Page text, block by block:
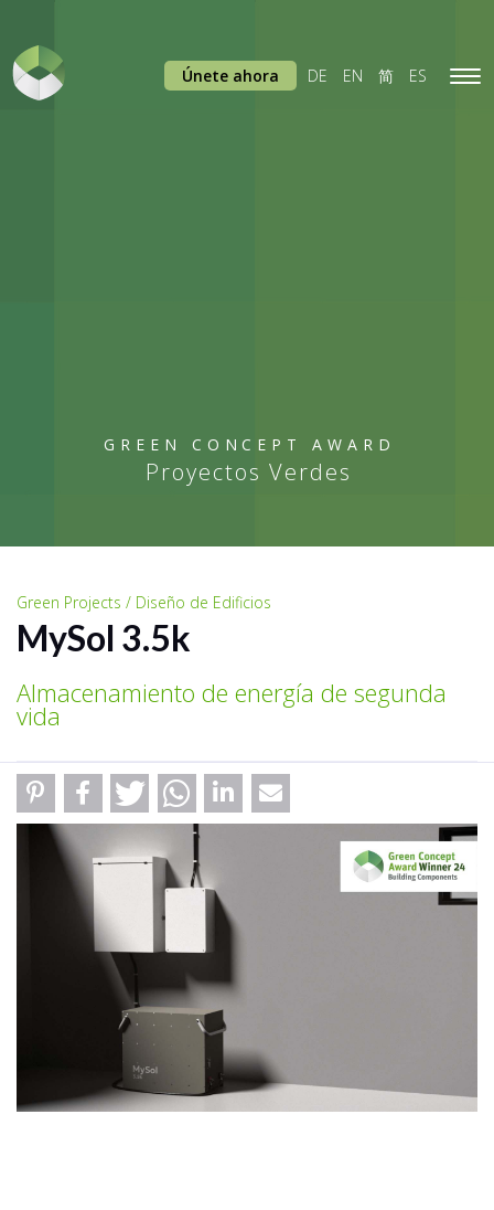
GREEN CONCEPT AWARD
Proyectos Verdes
Únete ahora DE EN 简 ES
Green Projects / Diseño de Edificios
MySol 3.5k
Almacenamiento de energía de segunda
vida